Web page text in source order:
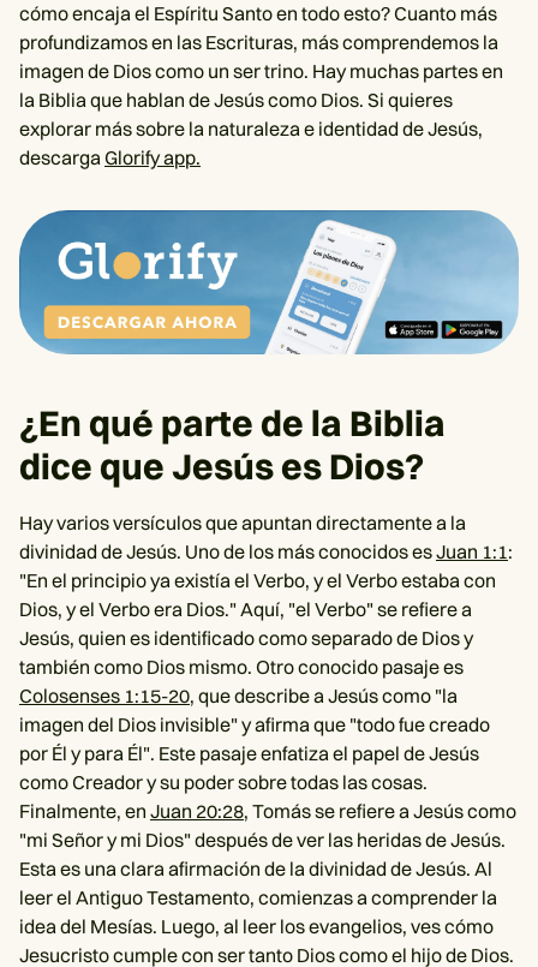
cómo encaja el Espíritu Santo en todo esto? Cuanto más
profundizamos en las Escrituras, más comprendemos la
imagen de Dios como un ser trino. Hay muchas partes en
la Biblia que hablan de Jesús como Dios. Si quieres
explorar más sobre la naturaleza e identidad de Jesús,
descargaGlorify app.
¿En qué parte de la Biblia
dice que Jesús es Dios?
Hay varios versículos que apuntan directamente a la
divinidad de Jesús. Uno de los más conocidos esJuan 1:1:
"En el principio ya existía el Verbo, y el Verbo estaba con
Dios, y el Verbo era Dios." Aquí, "el Verbo" se refiere a
Jesús, quien es identificado como separado de Dios y
también como Dios mismo. Otro conocido pasaje es
Colosenses 1:15-20, que describe a Jesús como "la
imagen del Dios invisible" y afirma que "todo fue creado
por Él y para Él". Este pasaje enfatiza el papel de Jesús
como Creador y su poder sobre todas las cosas.
Finalmente, en Juan 20:28, Tomás se refiere a Jesús como
"mi Señor y mi Dios" después de ver las heridas de Jesús.
Esta es una clara afirmación de la divinidad de Jesús. Al
leer el Antiguo Testamento, comienzas a comprender la
idea del Mesías. Luego, al leer los evangelios, ves cómo
Jesucristo cumple con ser tanto Dios como el hijo de Dios.